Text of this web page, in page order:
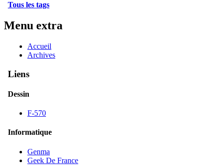
Tous les tags
Menu extra
Accueil
Archives
Liens
Dessin
F-570
Informatique
Genma
Geek De France